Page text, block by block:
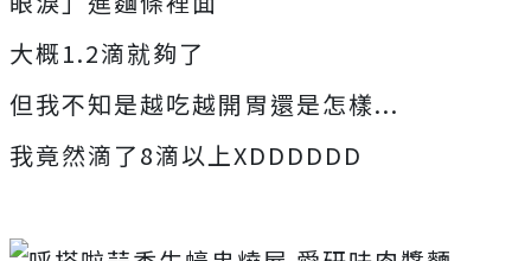
大概1.2滴就夠了
但我不知是越吃越開胃還是怎樣...
我竟然滴了8滴以上XDDDDDD